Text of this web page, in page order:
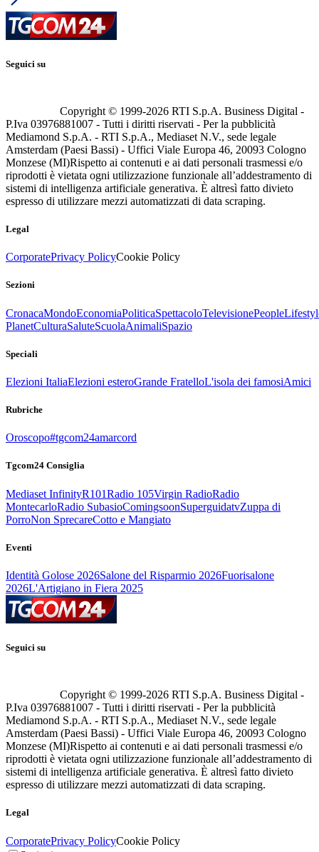
Seguici su
Copyright © 1999-2026 RTI S.p.A. Business Digital -
P.Iva 03976881007 - Tutti i diritti riservati - Per la pubblicità
Mediamond S.p.A. - RTI S.p.A., Mediaset N.V., sede legale
Amsterdam (Paesi Bassi) - Uffici Viale Europa 46, 20093 Cologno
Monzese (MI)Rispetto ai contenuti e ai dati personali trasmessi e/o
riprodotti è vietata ogni utilizzazione funzionale all’addestramento di
sistemi di intelligenza artificiale generativa. È altresì fatto divieto
espresso di utilizzare mezzi automatizzati di data scraping.
Legal
CorporatePrivacy PolicyCookie Policy
Sezioni
CronacaMondoEconomiaPoliticaSpettacoloTelevisionePeople
PlanetCulturaSaluteScuolaAnimaliSpazio
Speciali
Elezioni ItaliaElezioni esteroGrande FratelloL'isola dei famosiAmici
Rubriche
Oroscopo#tgcom24amarcord
Tgcom24 Consiglia
Mediaset InfinityR101Radio 105Virgin RadioRadio
MontecarloRadio SubasioComingsoonSuperguidatvZuppa di
PorroNon SprecareCotto e Mangiato
Eventi
Identità Golose 2026Salone del Risparmio 2026Fuorisalone
2026L'Artigiano in Fiera 2025
Seguici su
Copyright © 1999-2026 RTI S.p.A. Business Digital -
P.Iva 03976881007 - Tutti i diritti riservati - Per la pubblicità
Mediamond S.p.A. - RTI S.p.A., Mediaset N.V., sede legale
Amsterdam (Paesi Bassi) - Uffici Viale Europa 46, 20093 Cologno
Monzese (MI)Rispetto ai contenuti e ai dati personali trasmessi e/o
riprodotti è vietata ogni utilizzazione funzionale all’addestramento di
sistemi di intelligenza artificiale generativa. È altresì fatto divieto
espresso di utilizzare mezzi automatizzati di data scraping.
Legal
CorporatePrivacy PolicyCookie Policy